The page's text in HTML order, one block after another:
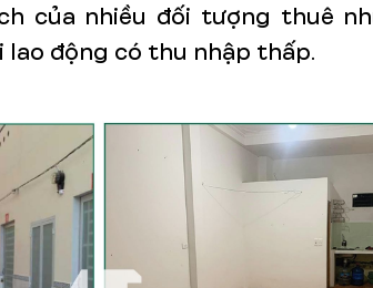
của nhiều đối tượng thuê
lao động có thu nhập thấp.